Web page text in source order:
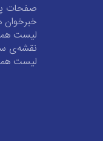
صفحات
خبرخوان
لیست
نقشه‌ی
لیست